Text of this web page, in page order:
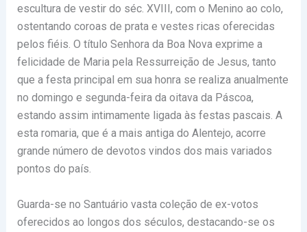
escultura de vestir do séc. XVIII, com o Menino ao colo,
ostentando coroas de prata e vestes ricas oferecidas
pelos fiéis. O título Senhora da Boa Nova exprime a
felicidade de Maria pela Ressurreição de Jesus, tanto
que a festa principal em sua honra se realiza anualmente
no domingo e segunda-feira da oitava da Páscoa,
estando assim intimamente ligada às festas pascais. A
esta romaria, que é a mais antiga do Alentejo, acorre
grande número de devotos vindos dos mais variados
pontos do país.
Guarda-se no Santuário vasta coleção de ex-votos
oferecidos ao longos dos séculos, destacando-se os